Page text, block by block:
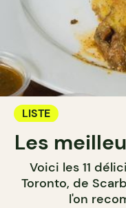
LISTE
Les
Voici les 11
Toronto, de
l'on